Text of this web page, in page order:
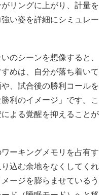
リングに上がり、計量を
い姿を詳細にシミュレー
のシーンを想像すると、
めは、自分が落ち着いて
、試合後の勝利コールを
利のイメージ」です。こ
よる覚醒を抑えることが
ーキングメモリを占有す
込む余地をなくしてくれ
ージを膨らませているう